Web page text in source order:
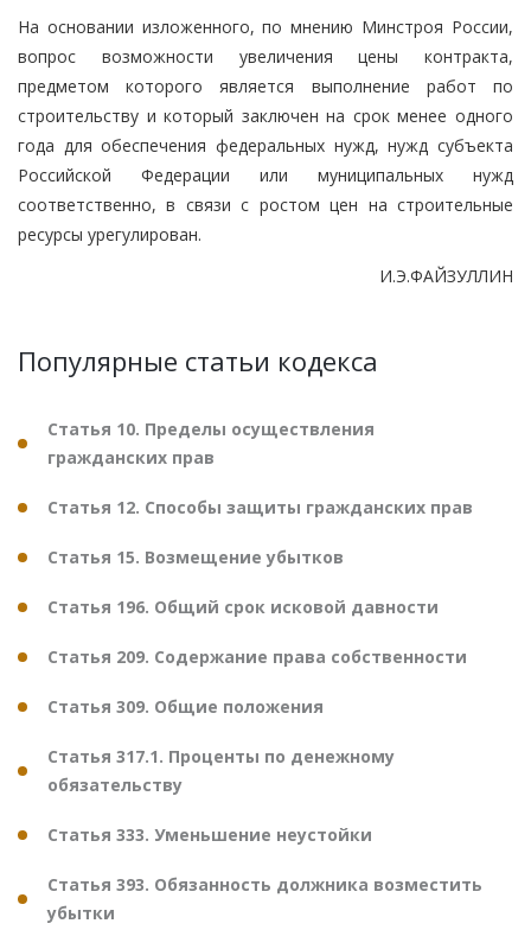
На основании изложенного, по мнению Минстроя России,
вопрос возможности увеличения цены контракта,
предметом которого является выполнение работ по
строительству и который заключен на срок менее одного
года для обеспечения федеральных нужд, нужд субъекта
Российской Федерации или муниципальных нужд
соответственно, в связи с ростом цен на строительные
ресурсы урегулирован.
И.Э.ФАЙЗУЛЛИН
Популярные статьи кодекса
Статья 10. Пределы осуществления
гражданских прав
Статья 12. Способы защиты гражданских прав
Статья 15. Возмещение убытков
Статья 196. Общий срок исковой давности
Статья 209. Содержание права собственности
Статья 309. Общие положения
Статья 317.1. Проценты по денежному
обязательству
Статья 333. Уменьшение неустойки
Статья 393. Обязанность должника возместить
убытки